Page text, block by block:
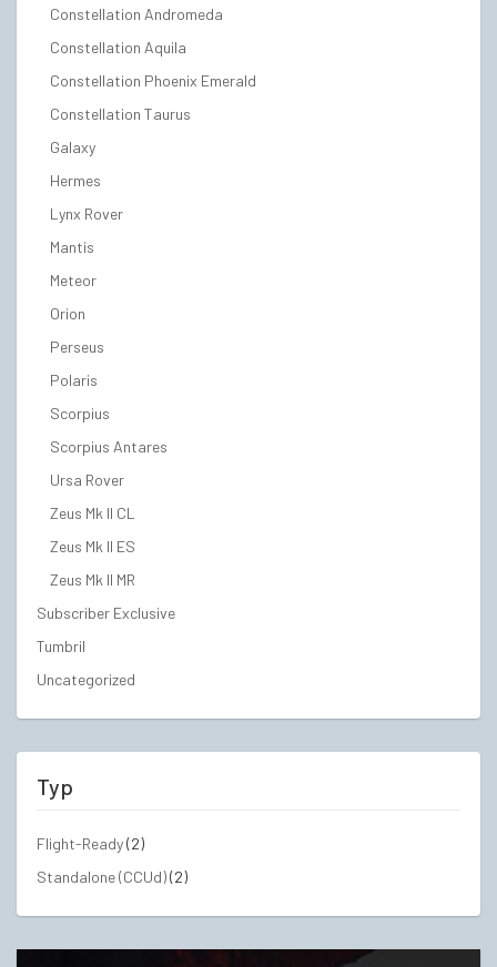
Constellation Andromeda
Constellation Aquila
Constellation Phoenix Emerald
Constellation Taurus
Galaxy
Hermes
Lynx Rover
Mantis
Meteor
Orion
Perseus
Polaris
Scorpius
Scorpius Antares
Ursa Rover
Zeus Mk II CL
Zeus Mk II ES
Zeus Mk II MR
Subscriber Exclusive
Tumbril
Uncategorized
Typ
Flight-Ready(2)
Standalone (CCUd)(2)